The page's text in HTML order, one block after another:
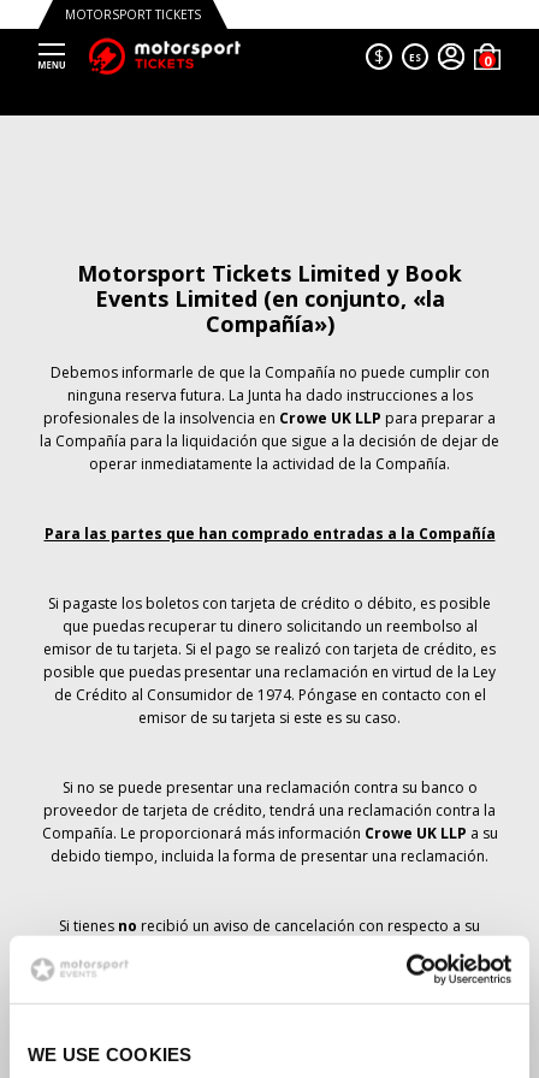
WE USE COOKIES
MOTORSPORT TICKETS
$ ES
Motorsport Tickets Limited y Book
Events Limited (en conjunto, «la
Compañía»)
Debemos informarle de que la Compañía no puede cumplir con
ninguna reserva futura. La Junta ha dado instrucciones a los
profesionales de la insolvencia en Crowe UK LLP para preparar a
la Compañía para la liquidación que sigue a la decisión de dejar de
operar inmediatamente la actividad de la Compañía.
Para las partes que han comprado entradas a la Compañía
Si pagaste los boletos con tarjeta de crédito o débito, es posible
que puedas recuperar tu dinero solicitando un reembolso al
emisor de tu tarjeta. Si el pago se realizó con tarjeta de crédito, es
posible que puedas presentar una reclamación en virtud de la Ley
de Crédito al Consumidor de 1974. Póngase en contacto con el
emisor de su tarjeta si este es su caso.
Si no se puede presentar una reclamación contra su banco o
proveedor de tarjeta de crédito, tendrá una reclamación contra la
Compañía. Le proporcionará más información Crowe UK LLP a su
debido tiempo, incluida la forma de presentar una reclamación.
Si tienes no recibió un aviso de cancelación con respecto a su
pedido de entradas, su reserva no se ha cancelado y se prevé que
recibirá las entradas que ha pedido a su debido tiempo. La